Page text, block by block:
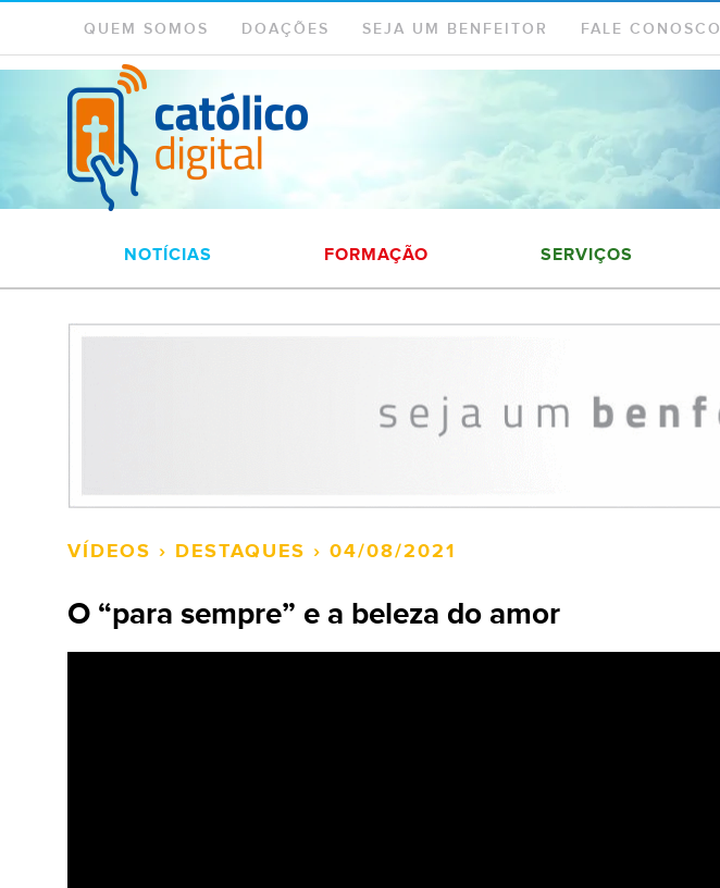
QUEM SOMOS DOAÇÕES SEJA UM BENFEITOR FALE CONOSCO
NOTÍCIAS FORMAÇÃO SERVIÇOS
VÍDEOS › DESTAQUES › 04/08/2021
O “para sempre” e a beleza do amor